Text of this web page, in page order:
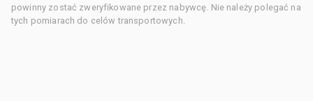
powinny zostać zweryfikowane przez nabywcę. Nie należy polegać na
tych pomiarach do celów transportowych.